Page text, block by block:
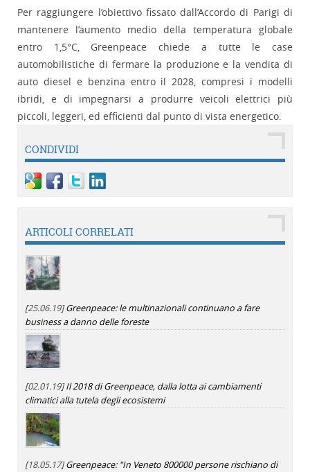
Per raggiungere l’obiettivo fissato dall’Accordo di Parigi di
mantenere l’aumento medio della temperatura globale
entro 1,5°C, Greenpeace chiede a tutte le case
automobilistiche di fermare la produzione e la vendita di
auto diesel e benzina entro il 2028, compresi i modelli
ibridi, e di impegnarsi a produrre veicoli elettrici più
piccoli, leggeri, ed efficienti dal punto di vista energetico.
CONDIVIDI
ARTICOLI CORRELATI
[25.06.19]Greenpeace: le multinazionali continuano a fare
business a danno delle foreste
[02.01.19]Il 2018 di Greenpeace, dalla lotta ai cambiamenti
climatici alla tutela degli ecosistemi
[18.05.17]Greenpeace: "In Veneto 800000 persone rischiano di